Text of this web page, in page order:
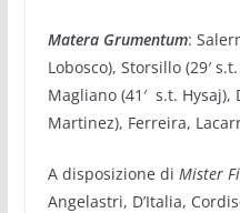
Matera Grumentum:
Lobosco), Storsillo (29′
Magliano (41′ s.t. Hysaj),
Martinez), Ferreira,
A disposizione di Mister
Angelastri, D’Italia,